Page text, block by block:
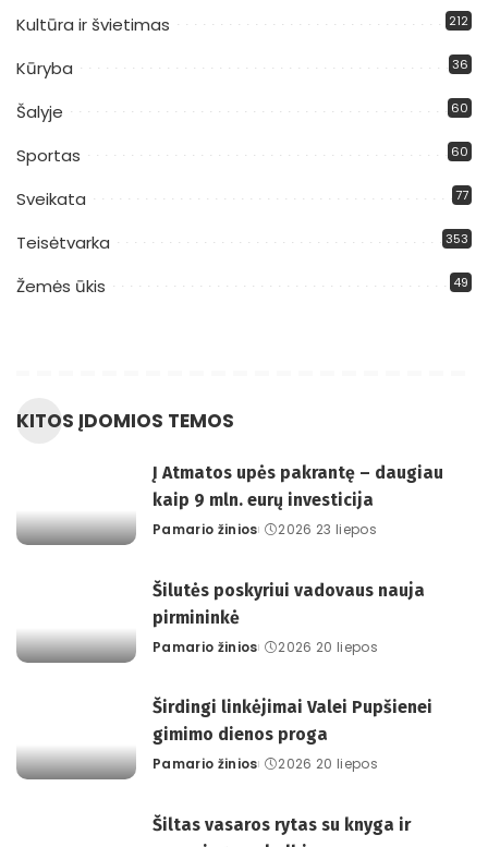
Kultūra ir švietimas 212
Kūryba 36
Šalyje 60
Sportas 60
Sveikata 77
Teisėtvarka 353
Žemės ūkis 49
KITOS ĮDOMIOS TEMOS
Į Atmatos upės pakrantę – daugiau
kaip 9 mln. eurų investicija
Posted
Pamario žinios 2026 23 liepos
Šilutės poskyriui vadovaus nauja
pirmininkė
Posted
Pamario žinios 2026 20 liepos
Širdingi linkėjimai Valei Pupšienei
gimimo dienos proga
Posted
Pamario žinios 2026 20 liepos
Šiltas vasaros rytas su knyga ir